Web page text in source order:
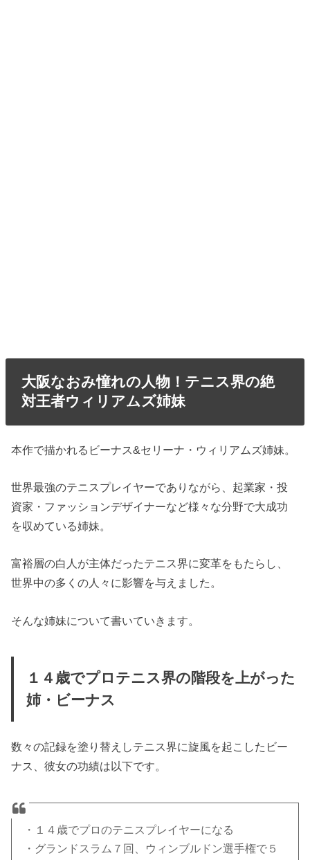
大阪なおみ憧れの人物！テニス界の絶
対王者ウィリアムズ姉妹
本作で描かれるビーナス&セリーナ・ウィリアムズ姉妹。
世界最強のテニスプレイヤーでありながら、起業家・投
資家・ファッションデザイナーなど様々な分野で大成功
を収めている姉妹。
富裕層の白人が主体だったテニス界に変革をもたらし、
世界中の多くの人々に影響を与えました。
そんな姉妹について書いていきます。
１４歳でプロテニス界の階段を上がった
姉・ビーナス
数々の記録を塗り替えしテニス界に旋風を起こしたビー
ナス、彼女の功績は以下です。
・１４歳でプロのテニスプレイヤーになる
・グランドスラム７回、ウィンブルドン選手権で５